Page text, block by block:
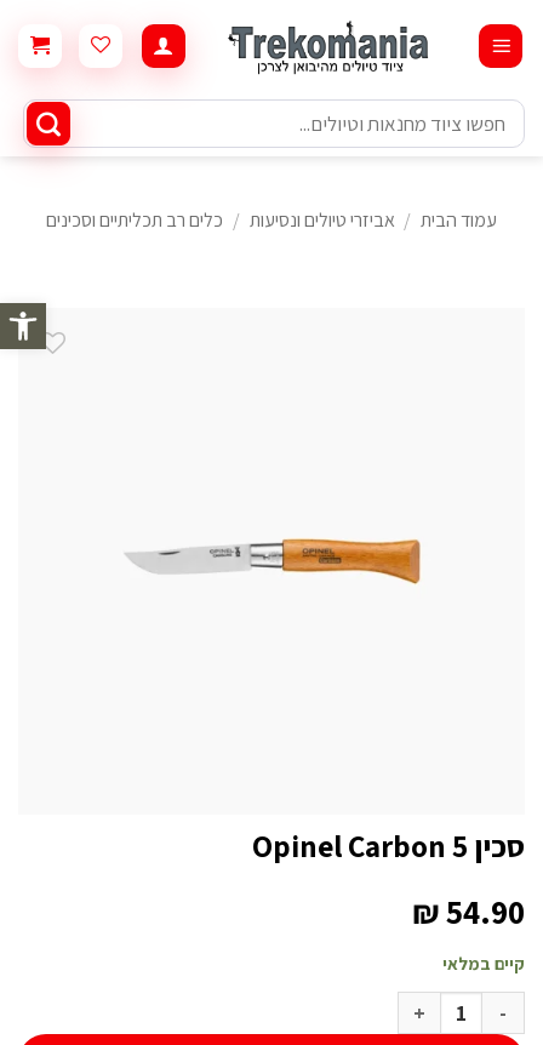
פתח
content
חיפוש
עבור:
עמוד הבית / אביזרי טיולים ונסיעות / כלים רב תכליתיים וסכינים
סכין Opinel Carbon 5
₪54.90
קיים במלאי
כמות של סכין Opinel Carbon 5